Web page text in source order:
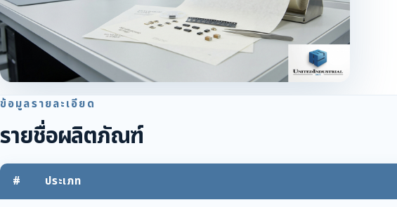
ข้อมูลรายละเอียด
รายชื่อผลิตภัณฑ์
# ประเภท